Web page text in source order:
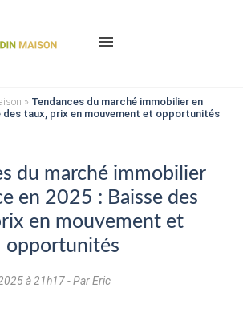
menu
» Tendances du marché immobilier en
des taux, prix en mouvement et opportunités
du marché immobilier
en 2025 : Baisse des
en mouvement et
opportunités
à 21h17- Par Eric